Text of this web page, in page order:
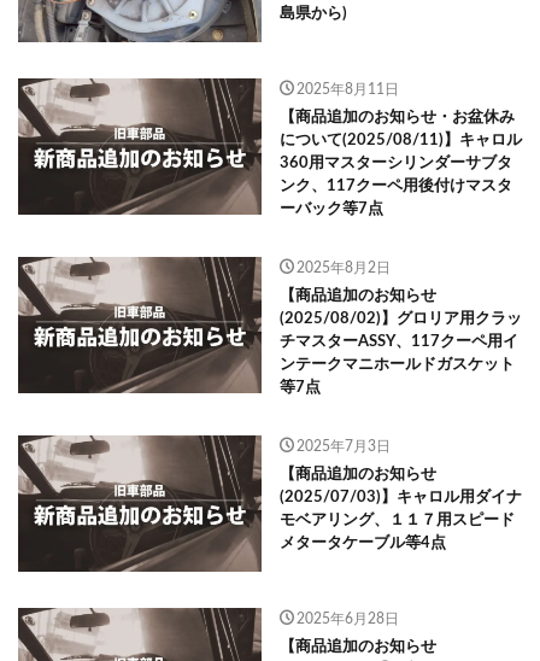
島県から)
2025年8月11日
【商品追加のお知らせ・お盆休み
について(2025/08/11)】キャロル
360用マスターシリンダーサブタ
ンク、117クーペ用後付けマスタ
ーバック等7点
2025年8月2日
【商品追加のお知らせ
(2025/08/02)】グロリア用クラッ
チマスターASSY、117クーペ用イ
ンテークマニホールドガスケット
等7点
2025年7月3日
【商品追加のお知らせ
(2025/07/03)】キャロル用ダイナ
モベアリング、１１７用スピード
メタータケーブル等4点
2025年6月28日
【商品追加のお知らせ